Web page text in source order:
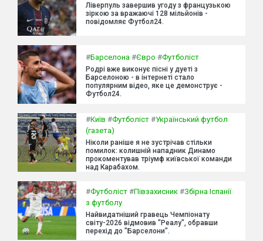
Ліверпуль завершив угоду з французькою
зіркою за вражаючі 128 мільйонів -
повідомляє Футбол24.
#Барселона #Євро #Футболіст
Родрі вже виконує пісні у дуеті з
Барселоною - в інтернеті стало
популярним відео, яке це демонструє -
Футбол24.
#Київ #Футболіст #Український футбол
(газета)
Ніколи раніше я не зустрічав стільки
помилок: колишній нападник Динамо
прокоментував тріумф київської команди
над Карабахом.
#Футболіст #Півзахисник #Збірна Іспанії
з футболу
Найвидатніший гравець Чемпіонату
світу-2026 відмовив "Реалу", обравши
перехід до "Барселони".